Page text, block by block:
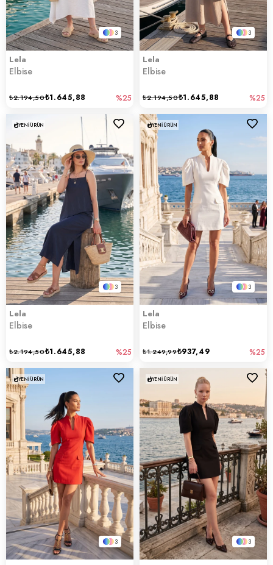
3
Lela
Elbise
₺1.645,88
₺2.194,50 %25
3
Lela
Elbise
₺1.645,88
₺2.194,50 %25
3
Lela
Elbise
₺1.645,88
₺2.194,50 %25
YENI ÜRÜN
3
Lela
Elbise
₺937,49
₺1.249,99 %25
YENI ÜRÜN
3
YENI ÜRÜN
3
YENI ÜRÜN